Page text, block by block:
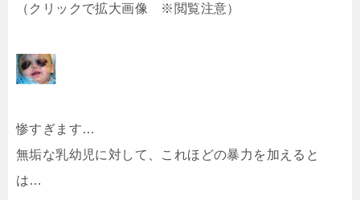
（クリックで拡大画像 ※閲覧注意）
惨すぎます…
無垢な乳幼児に対して、これほどの暴力を加えると
は…